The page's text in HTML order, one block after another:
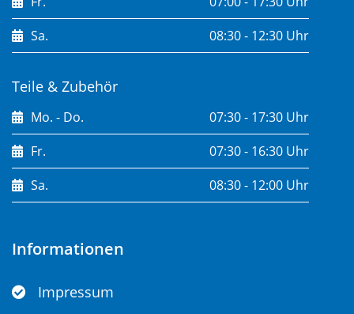
Sa.
08:30 - 12:30 Uhr
Teile & Zubehör
Mo. - Do.
07:30 - 17:30 Uhr
Fr.
07:30 - 16:30 Uhr
Sa.
08:30 - 12:00 Uhr
Informationen
Impressum